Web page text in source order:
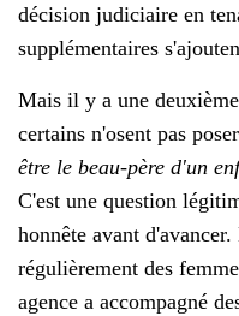
décision judiciaire en
supplémentaires
Mais il y a une
certains n'osent pas
être le beau-père d'un
C'est une question
honnête avant
régulièrement des
agence a accompagné